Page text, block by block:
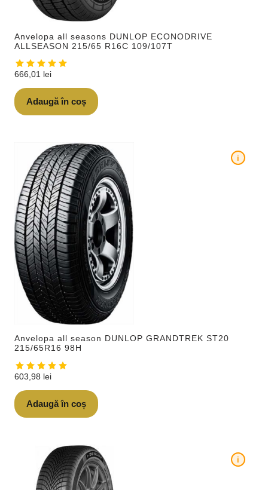
Anvelopa all seasons DUNLOP ECONODRIVE
ALLSEASON 215/65 R16C 109/107T
666,01 lei
Adaugă în coș
Anvelopa all season DUNLOP GRANDTREK ST20
215/65R16 98H
i
603,98 lei
Adaugă în coș
i